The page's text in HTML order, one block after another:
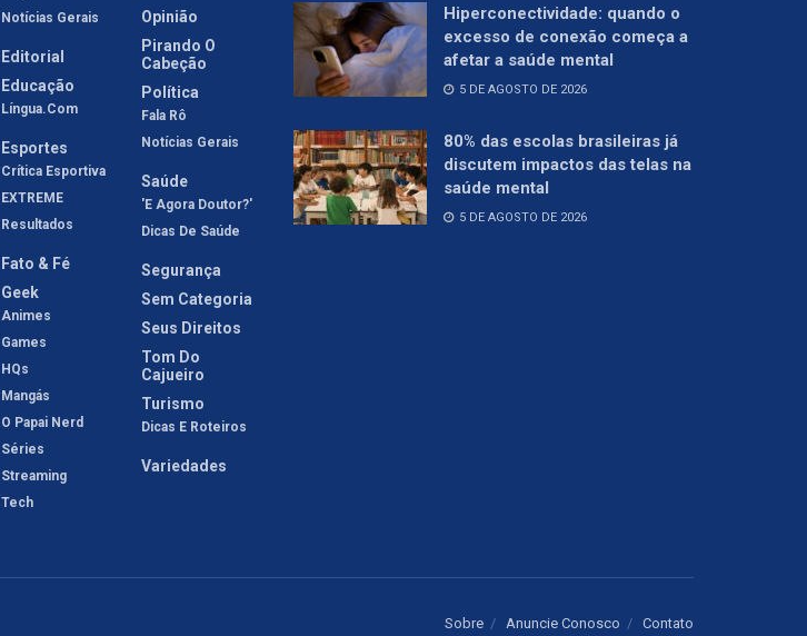
Notícias Gerais
Editorial
Educação
Língua.com
Esportes
Crítica Esportiva
EXTREME
Resultados
Fato & Fé
Geek
Animes
Games
HQs
Mangás
O Papai Nerd
Séries
Streaming
Tech
Opinião
Pirando O
Cabeção
Política
Fala Rô
Notícias Gerais
Saúde
'E Agora Doutor?'
Dicas De Saúde
Segurança
Sem Categoria
Seus Direitos
Tom Do
Cajueiro
Turismo
Dicas E Roteiros
Variedades
Hiperconectividade: quando o
excesso de conexão começa a
afetar a saúde mental
5 DE AGOSTO DE 2026
80% das escolas brasileiras já
discutem impactos das telas na
saúde mental
5 DE AGOSTO DE 2026
Sobre Anuncie Conosco Contato